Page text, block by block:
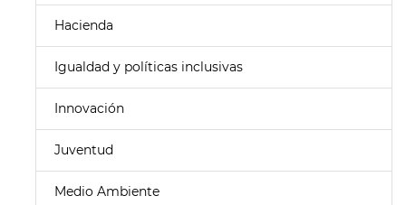
Hacienda
Igualdad y políticas inclusivas
Innovación
Juventud
Medio Ambiente